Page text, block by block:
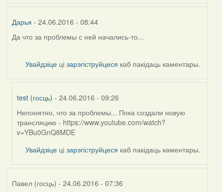
Дарья - 24.06.2016 - 08:44
Да что за проблемы с ней начались-то...
Увайдзіце цізарэгіструйцеся каб пакідаць каментары.
test (госць) - 24.06.2016 - 09:26
In
reply
to
Непонятно, что за проблемы... Пока создали новую
трансляцию - https://www.youtube.com/watch?
v=YBu0GnQ8MDE
Увайдзіце цізарэгіструйцеся каб пакідаць каментары.
Павел (госць) - 24.06.2016 - 07:36